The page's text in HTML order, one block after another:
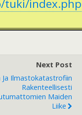
index.php
Next Post
Ja Ilmastokatastrofiin
Rakenteellisesti
Maiden
Liike